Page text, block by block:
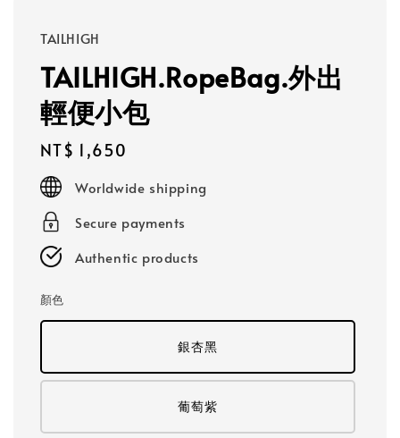
TAILHIGH
TAILHIGH.RopeBag.外出
輕便小包
Regular
price
NT$ 1,650
Worldwide shipping
Secure payments
Authentic products
顏色
銀杏黑
葡萄紫